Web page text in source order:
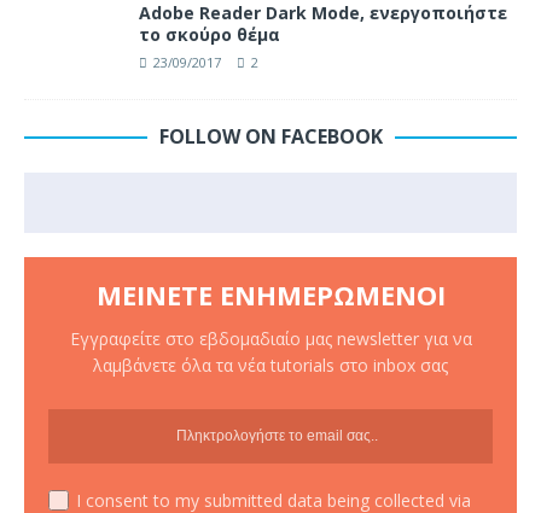
Adobe Reader Dark Mode, ενεργοποιήστε
το σκούρο θέμα
23/09/2017 2
FOLLOW ON FACEBOOK
ΜΕΊΝΕΤΕ ΕΝΗΜΕΡΩΜΈΝΟΙ
Εγγραφείτε στο εβδομαδιαίο μας newsletter για να
λαμβάνετε όλα τα νέα tutorials στο inbox σας
I consent to my submitted data being collected via